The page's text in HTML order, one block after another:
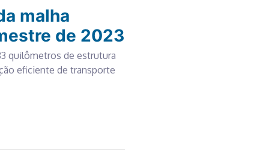
malha
de 2023
quilômetros de estrutura
eficiente de transporte